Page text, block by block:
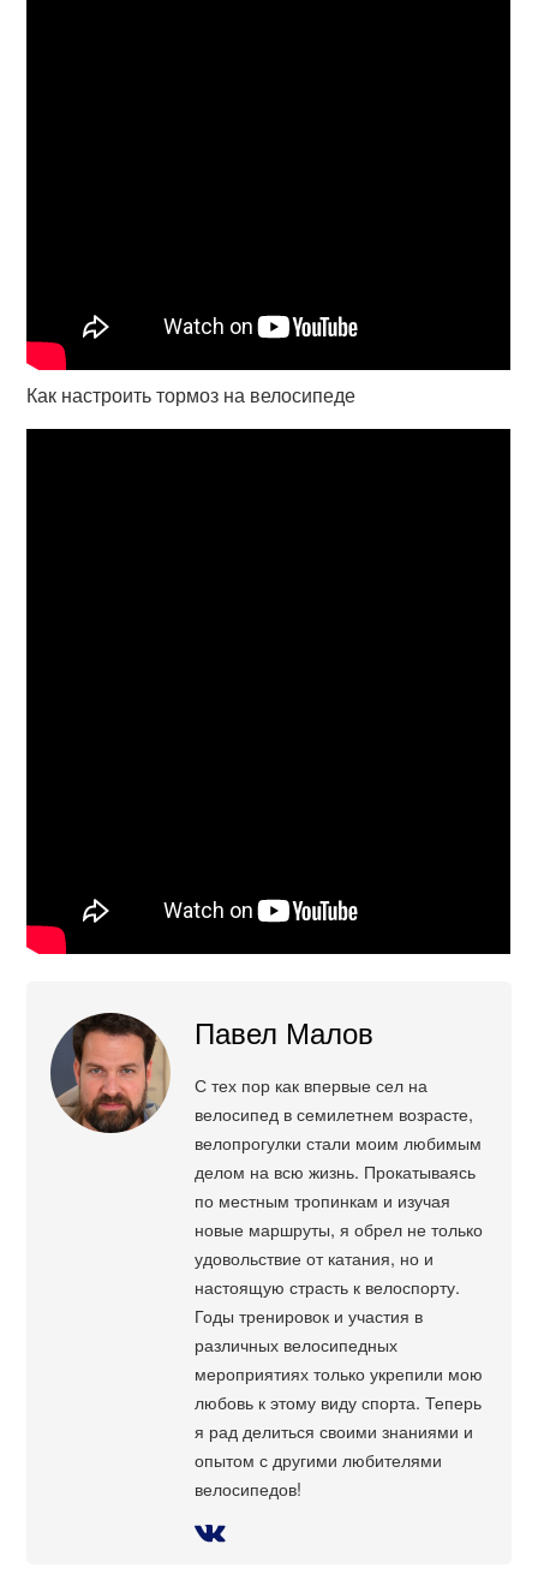
Как настроить тормоз на велосипеде
Павел Малов
С тех пор как впервые сел на
велосипед в семилетнем возрасте,
велопрогулки стали моим любимым
делом на всю жизнь. Прокатываясь
по местным тропинкам и изучая
новые маршруты, я обрел не только
удовольствие от катания, но и
настоящую страсть к велоспорту.
Годы тренировок и участия в
различных велосипедных
мероприятиях только укрепили мою
любовь к этому виду спорта. Теперь
я рад делиться своими знаниями и
опытом с другими любителями
велосипедов!